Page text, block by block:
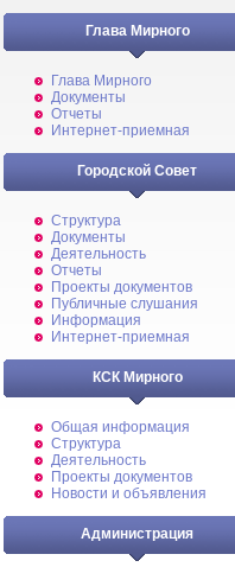
Глава Мирного
Глава Мирного
Документы
Отчеты
Интернет-приемная
Городской Совет
Структура
Документы
Деятельность
Отчеты
Проекты документов
Публичные слушания
Информация
Интернет-приемная
КСК Мирного
Общая информация
Структура
Деятельность
Проекты документов
Новости и объявления
Администрация